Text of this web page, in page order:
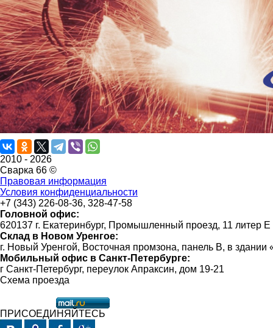
2010 - 2026
Сварка 66 ©
Правовая информация
Условия конфиденциальности
+7 (343) 226-08-36, 328-47-58
Головной офис:
620137 г. Екатеринбург, Промышленный проезд, 11 литер Е
Склад в Новом Уренгое:
г. Новый Уренгой, Восточная промзона, панель В, в
Мобильный офис в Санкт-Петербурге:
г Санкт-Петербург, переулок Апраксин, дом 19-21
Схема проезда
ПРИСОЕДИНЯЙТЕСЬ